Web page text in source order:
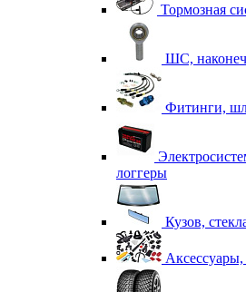
Тормозная
ШС,
Фитинги,
логгеры
Кузов,